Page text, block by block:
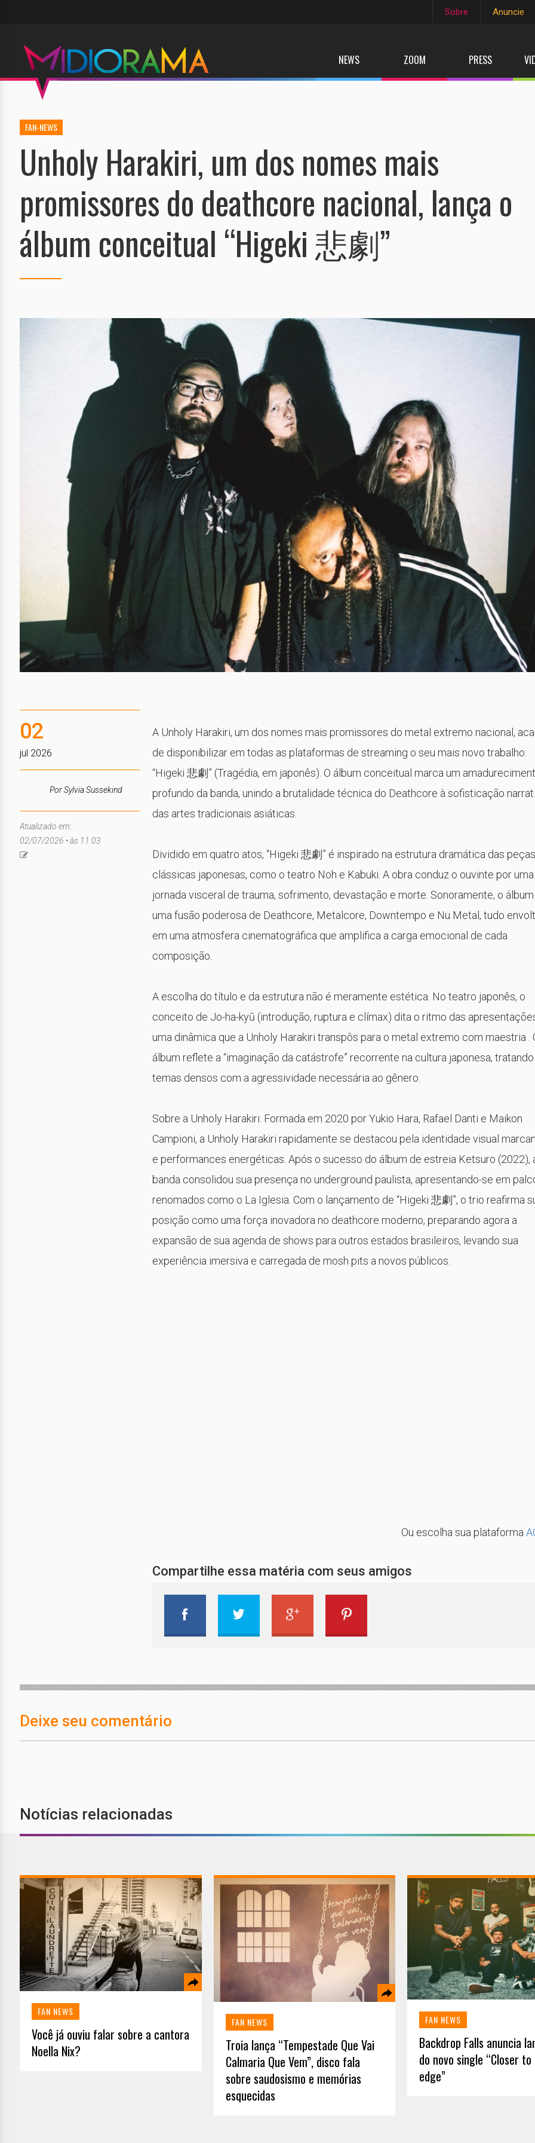
Sobre Anuncie
NEWS ZOOM PRESS
FAN-NEWS
Unholy Harakiri, um dos nomes mais
promissores do deathcore nacional, lança o
álbum conceitual “Higeki 悲劇”
02
jul 2026
Por Sylvia Sussekind
Atualizado em:
02/07/2026 • às 11:03
A Unholy Harakiri, um dos nomes mais promissores do metal extremo nacional,
de disponibilizar em todas as plataformas de streaming o seu mais novo trabalho:
“Higeki 悲劇” (Tragédia, em japonês). O álbum conceitual marca um
profundo da banda, unindo a brutalidade técnica do Deathcore à sofisticação
das artes tradicionais asiáticas.
Dividido em quatro atos, “Higeki 悲劇” é inspirado na estrutura dramática das peças
clássicas japonesas, como o teatro Noh e Kabuki. A obra conduz o ouvinte por uma
jornada visceral de trauma, sofrimento, devastação e morte. Sonoramente, o
uma fusão poderosa de Deathcore, Metalcore, Downtempo e Nu Metal, tudo
em uma atmosfera cinematográfica que amplifica a carga emocional de cada
composição.
A escolha do título e da estrutura não é meramente estética. No teatro japonês, o
conceito de Jo-ha-kyū (introdução, ruptura e clímax) dita o ritmo das
uma dinâmica que a Unholy Harakiri transpôs para o metal extremo com maestria .
álbum reflete a “imaginação da catástrofe” recorrente na cultura japonesa, tratando
temas densos com a agressividade necessária ao gênero.
Sobre a Unholy Harakiri: Formada em 2020 por Yukio Hara, Rafael Danti e Maikon
Campioni, a Unholy Harakiri rapidamente se destacou pela identidade visual
e performances energéticas. Após o sucesso do álbum de estreia Ketsuro (2022),
banda consolidou sua presença no underground paulista, apresentando-se em
renomados como o La Iglesia. Com o lançamento de “Higeki 悲劇”, o trio reafirma
posição como uma força inovadora no deathcore moderno, preparando agora a
expansão de sua agenda de shows para outros estados brasileiros, levando sua
experiência imersiva e carregada de mosh pits a novos públicos.
Ou escolha sua plataforma
Compartilhe essa matéria com seus amigos
Deixe seu comentário
Notícias relacionadas
FAN NEWS
Você já ouviu falar sobre a cantora
Noella Nix?
FAN NEWS
Troia lança “Tempestade Que Vai
Calmaria Que Vem”, disco fala
sobre saudosismo e memórias
esquecidas
FAN NEWS
Backdrop Falls anuncia
do novo single “Closer
edge”